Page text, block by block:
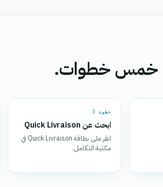
خطوة 3
ابحث عن Quick Livraison
انقر على بطاقة Quick Livraison في
مكتبة التكامل.